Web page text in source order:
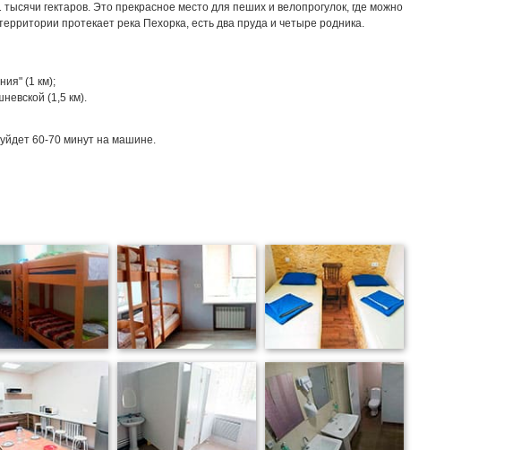
гектаров. Это прекрасное место для пеших и велопрогулок, где можно
протекает река Пехорка, есть два пруда и четыре родника.
(1 км);
(1,5 км).
60-70 минут на машине.